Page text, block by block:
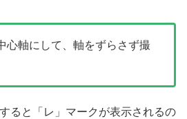
心軸にして、軸をずらさず撮
ると「レ」マークが表示されるの